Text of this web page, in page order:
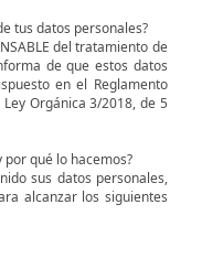
tus datos personales?
del tratamiento de
de que estos datos
en el Reglamento
Orgánica 3/2018, de 5
qué lo hacemos?
sus datos personales,
alcanzar los siguientes